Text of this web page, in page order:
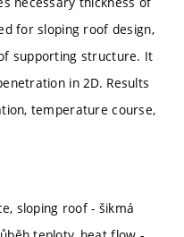
for sloping roof design,
supporting structure. It
in 2D. Results
temperature course,
sloping roof - šikmá